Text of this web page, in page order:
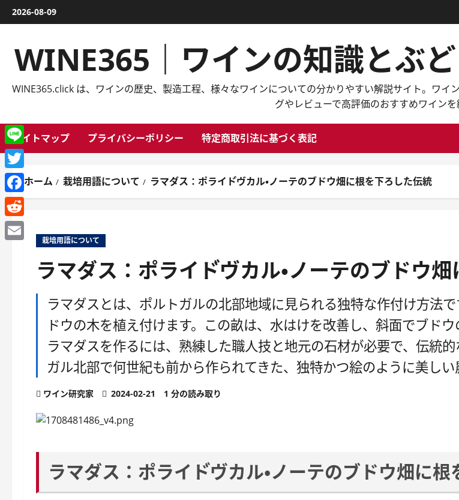
容
2026-08-09
WINE365｜ワインの知識とぶ
WINE365.click は、ワインの歴史、製造工程、様々なワインについての分かりやすい解説サイト。ワ
グやレビューで高評価のおすすめワインを
サイトマップ プライバシーポリシー 特定商取引法に基づく表記
ホーム 栽培用語について ラマダス：ポライド゙ヴカル・ノーテのブドウ畑に根を下ろした伝統
栽培用語について
ラマダス：ポライド゙ヴカル・ノーテのブドウ
ラマダスとは、ポルトガルの北部地域に見られる独特な作付け方法
ドウの木を植え付けます。この畝は、水はけを改善し、斜面でブド
ラマダスを作るには、熟練した職人技と地元の石材が必要で、伝統
ガル北部で何世紀も前から作られてきた、独特かつ絵のように美しい
ワイン研究家 2024-02-21 1 分の読み取り
ラマダス：ポライド゙ヴカル・ノーテのブドウ畑に
Line
Twitter
Facebook
Reddit